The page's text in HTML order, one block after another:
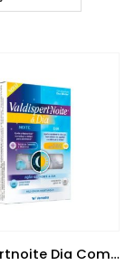
Valdispertnoite Dia Comp X20+20